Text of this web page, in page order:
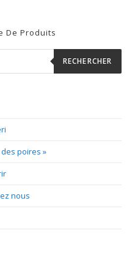
De Produits
RECHERCHER
poires »
nous